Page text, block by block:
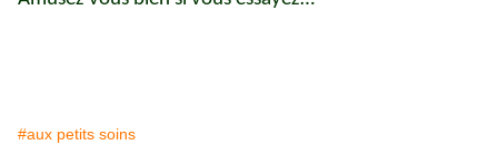
#aux petits soins